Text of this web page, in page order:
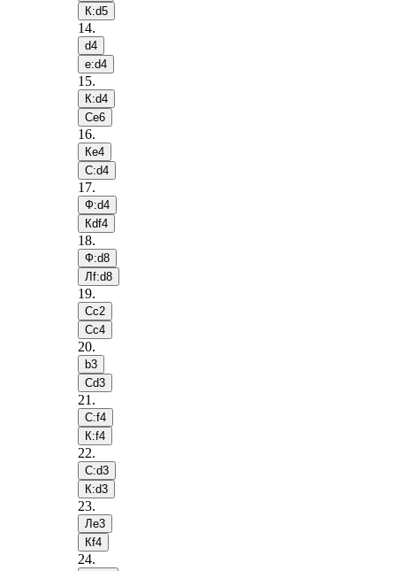
К:d5
14.
d4
e:d4
15.
К:d4
Сe6
16.
Кe4
С:d4
17.
Ф:d4
Кdf4
18.
Ф:d8
Лf:d8
19.
Сc2
Сc4
20.
b3
Сd3
21 .
С:f4
К:f4
22.
С:d3
К:d3
23.
Лe3
Кf4
24.